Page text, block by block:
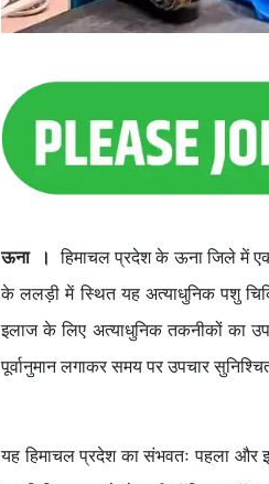
ऊना । हिमाचल प्रदेश के ऊना जिले में
के ललड़ी में स्थित यह अत्याधुनिक पशु
इलाज के लिए अत्याधुनिक तकनीकों का
पूर्वानुमान लगाकर समय पर उपचार
यह हिमाचल प्रदेश का संभवतः पहला और